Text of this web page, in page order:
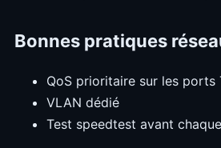
Bonnes pratiques
QoS prioritaire sur les ports
VLAN dédié
Test speedtest avant